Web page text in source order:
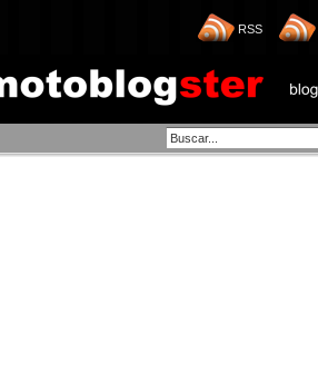
RSS